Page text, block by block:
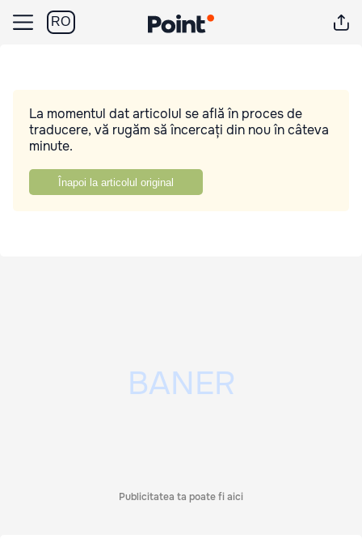
RO
La momentul dat articolul se află în proces de
traducere, vă rugăm să încercați din nou în câteva
minute.
Înapoi la articolul original
Publicitatea ta poate fi aici